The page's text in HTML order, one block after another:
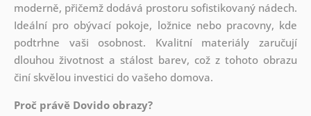
moderně, přičemž dodává prostoru sofistikovaný nádech.
Ideální pro obývací pokoje, ložnice nebo pracovny, kde
podtrhne vaši osobnost. Kvalitní materiály zaručují
dlouhou životnost a stálost barev, což z tohoto obrazu
činí skvělou investici do vašeho domova.
Proč právě Dovido obrazy?